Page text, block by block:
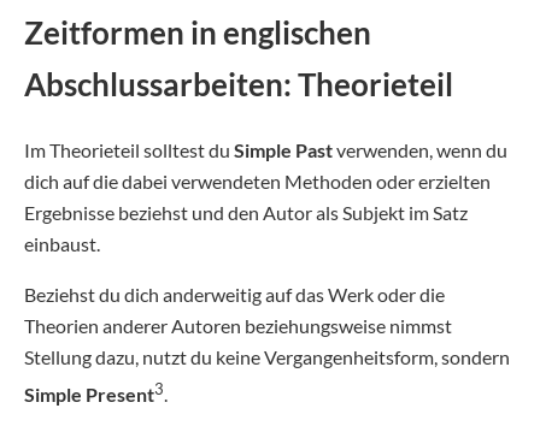
Zeitformen in englischen
Abschlussarbeiten: Theorieteil
Im Theorieteil solltest du Simple Pastverwenden, wenn du
dich auf die dabei verwendeten Methoden oder erzielten
Ergebnisse beziehst und den Autor als Subjekt im Satz
einbaust.
Beziehst du dich anderweitig auf das Werk oder die
Theorien anderer Autoren beziehungsweise nimmst
Stellung dazu, nutzt du keine Vergangenheitsform, sondern
Simple Present3.